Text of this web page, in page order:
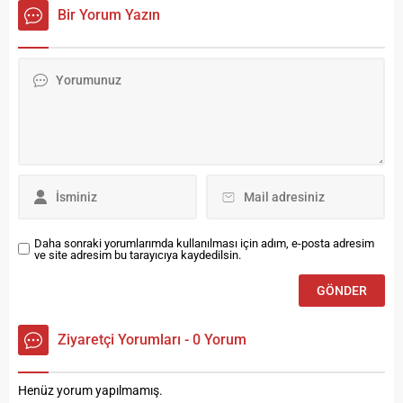
Darıca ilçesinde düzenlenen
Türkiye üçüncülüğü elde
Bir Yorum Yazın
Daha sonraki yorumlarımda kullanılması için adım, e-posta adresim
ve site adresim bu tarayıcıya kaydedilsin.
Ziyaretçi Yorumları - 0 Yorum
Henüz yorum yapılmamış.